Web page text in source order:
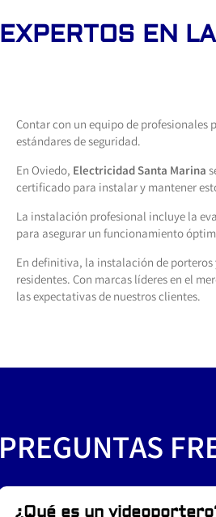
EXPERTOS EN
Contar con un equipo de
estándares de seguridad.
En Oviedo, Electricidad Santa Marina
certificado para instalar y mantener
La instalación profesional incluye la
para asegurar un funcionamiento
En definitiva, la instalación de
residentes. Con marcas líderes en el
las expectativas de nuestros clientes.
PREGUNTAS
¿Qué es un